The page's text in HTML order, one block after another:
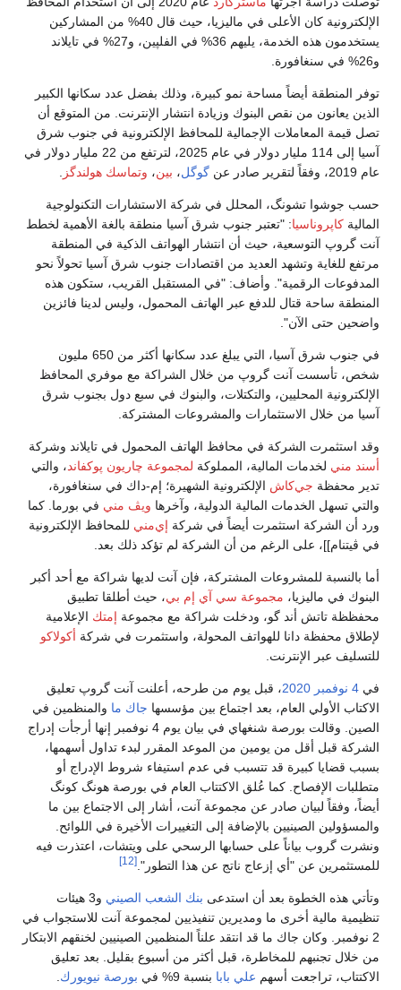
الإلكترونية كان الأعلى في ماليزيا، حيث قال 40% من المشاركين
يستخدمون هذه الخدمة، يليهم 36% في الفلپين، و27% في تايلاند
و26% في سنغافورة.
توفر المنطقة أيضاً مساحة نمو كبيرة، وذلك بفضل عدد سكانها الكبير
الذين يعانون من نقص البنوك وزيادة انتشار الإنترنت. من المتوقع أن
تصل قيمة المعاملات الإجمالية للمحافظ الإلكترونية في جنوب شرق
آسيا إلى 114 مليار دولار في عام 2025، لترتفع من 22 مليار دولار في
عام 2019، وفقاً لتقرير صادر عن
گوگل، بين، وتماسك هولندگز
حسب جوشوا تشونگ، المحلل في شركة الاستشارات التكنولوجية
المالية كاپروناسيا: "تعتبر جنوب شرق آسيا منطقة بالغة الأهمية لخطط
آنت گروپ التوسعية، حيث أن انتشار الهواتف الذكية في المنطقة
مرتفع للغاية وتشهد العديد من اقتصادات جنوب شرق آسيا تحولاً نحو
المدفوعات الرقمية". وأضاف: "في المستقبل القريب، ستكون هذه
المنطقة ساحة قتال للدفع عبر الهاتف المحمول، وليس لدينا فائزين
واضحين حتى الآن".
في جنوب شرق آسيا، التي يبلغ عدد سكانها أكثر من 650 مليون
شخص، تأسست آنت گروپ من خلال الشراكة مع موفري المحافظ
الإلكترونية المحليين، والتكتلات، والبنوك في سبع دول بجنوب شرق
آسيا من خلال الاستثمارات والمشروعات المشتركة.
وقد استثمرت الشركة في محافظ الهاتف المحمول في تايلاند وشركة
أسند مني لخدمات المالية، المملوكة لمجموعة چاريون پوكفاند، والتي
تدير محفظة جي‌كاش الإلكترونية الشهيرة؛ إم-داك في سنغافورة،
والتي تسهل الخدمات المالية الدولية، وآخرها ويڤ مني في بورما. كما
ورد أن الشركة استثمرت أيضاً في شركة إي‌مني للمحافظ الإلكترونية
في ڤيتنام]]، على الرغم من أن الشركة لم تؤكد ذلك بعد.
أما بالنسبة للمشروعات المشتركة، فإن آنت لديها شراكة مع أحد أكبر
البنوك في ماليزيا، مجموعة سي آي إم بي، حيث أطلقا تطبيق
محفظظة تاتش أند گو، ودخلت شراكة مع مجموعة إمتك الإعلامية
لإطلاق محفظة دانا للهواتف المحولة، واستثمرت في شركة أكولاكو
للتسليف عبر الإنترنت.
في 4 نوفمبر 2020، قبل يوم من طرحه، أعلنت آنت گروپ تعليق
الاكتاب الأولي العام، بعد اجتماع بين مؤسسها جاك ما والمنظمين في
الصين. وقالت بورصة شنغهاي في بيان يوم 4 نوفمبر إنها أرجأت إدراج
الشركة قبل أقل من يومين من الموعد المقرر لبدء تداول أسهمها،
بسبب قضايا كبيرة قد تتسبب في عدم استيفاء شروط الإدراج أو
متطلبات الإفصاح. كما عُلق الاكتتاب العام في بورصة هونگ كونگ
أيضاً، وفقاً لبيان صادر عن مجموعة آنت، أشار إلى الاجتماع بين ما
والمسؤولين الصينيين بالإضافة إلى التغييرات الأخيرة في اللوائح.
ونشرت گروب بياناً على حسابها الرسحي على ويتشات، اعتذرت فيه
للمستثمرين عن "أي إزعاج ناتج عن هذا التطور". [12]
وتأتي هذه الخطوة بعد أن استدعى بنك الشعب الصيني
و3 هيئات
تنظيمية مالية أخرى ما ومديرين تنفيذيين لمجموعة آنت للاستجواب في
2 نوفمبر. وكان جاك ما قد انتقد علناً المنظمين الصينيين لخنقهم الابتكار
من خلال تجنبهم للمخاطرة، قبل أكثر من أسبوع بقليل. بعد تعليق
الاكتتاب، تراجعت أسهم علي بابا بنسبة 9% في بورصة نيويورك